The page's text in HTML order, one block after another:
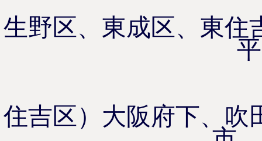
生野区、東成区、東住
住吉区）大阪府下、吹